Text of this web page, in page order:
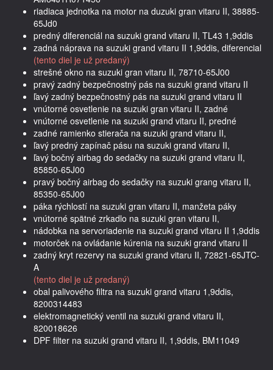
riadiaca jednotka na motor na duzuki gran vitaru II, 38885-
65Jd0
predný diferenciál na suzuki grand vitaru II, TL43 1,9ddis
zadná náprava na suzuki grand vitaru II 1,9ddis, diferencial
(tento diel je už predaný)
strešné okno na suzuki gran vitaru II, 78710-65J00
pravý zadný bezpečnostný pás na suzuki grand vitaru II
ľavý zadný bezpečnostný pás na suzuki grand vitaru II
vnútorné osvetlenie na suzuki gran vitaru II, zadné
vnútorné osvetlenie na suzuki grand vitaru II, predné
zadné ramienko stierača na suzuki grand vitaru II,
ľavý predný zapínač pásu na suzuki grand vitaru II,
ľavý bočný airbag do sedačky na suzuki grand vitaru II,
85850-65J00
pravý bočný airbag do sedačky na suzuki grang vitaru II,
85350-65J00
páka rýchlostí na suzuki gran vitaru II, manžeta páky
vnútorné spätné zrkadlo na suzuki gran vitaru II,
nádobka na servoriadenie na suzuki grand vitaru II 1,9ddis
motorček na ovládanie kúrenia na suzuki grand vitaru II
zadný kryt rezervy na suzuki grand vitaru II, 72821-65JTC-
A
(tento diel je už predaný)
obal palivového filtra na suzuki grand vitaru 1,9ddis,
8200314483
elektromagnetický ventil na suzuki grand vitaru II,
820018626
DPF filter na suzuki grand vitaru II, 1,9ddis, BM11049